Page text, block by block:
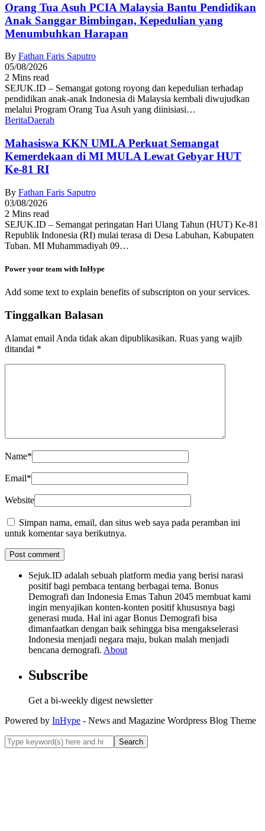
Orang Tua Asuh PCIA Malaysia Bantu Pendidikan
Anak Sanggar Bimbingan, Kepedulian yang
Menumbuhkan Harapan
By Fathan Faris Saputro
05/08/2026
2 Mins read
SEJUK.ID – Semangat gotong royong dan kepedulian terhadap
pendidikan anak-anak Indonesia di Malaysia kembali diwujudkan
melalui Program Orang Tua Asuh yang diinisiasi…
BeritaDaerah
Mahasiswa KKN UMLA Perkuat Semangat
Kemerdekaan di MI MULA Lewat Gebyar HUT
Ke-81 RI
By Fathan Faris Saputro
03/08/2026
2 Mins read
SEJUK.ID – Semangat peringatan Hari Ulang Tahun (HUT) Ke-81
Republik Indonesia (RI) mulai terasa di Desa Labuhan, Kabupaten
Tuban. MI Muhammadiyah 09…
Power your team with InHype
Add some text to explain benefits of subscripton on your services.
Tinggalkan Balasan
Alamat email Anda tidak akan dipublikasikan. Ruas yang wajib
ditandai *
Name*
Email*
Website
Simpan nama, email, dan situs web saya pada peramban ini
untuk komentar saya berikutnya.
Sejuk.ID adalah sebuah platform media yang berisi narasi
positif bagi pembaca tentang berbagai tema. Bonus
Demografi dan Indonesia Emas Tahun 2045 membuat kami
ingin menyajikan konten-konten positif khususnya bagi
generasi muda. Hal ini agar Bonus Demografi bisa
dimanfaatkan dengan baik sehingga bisa mengakselerasi
Indonesia menjadi negara maju, bukan malah menjadi
bencana demografi. About
Subscribe
Get a bi-weekly digest newsletter
Powered by InHype - News and Magazine Wordpress Blog Theme